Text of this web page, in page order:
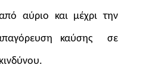
αύριο και μέχρι την
καύσης σε